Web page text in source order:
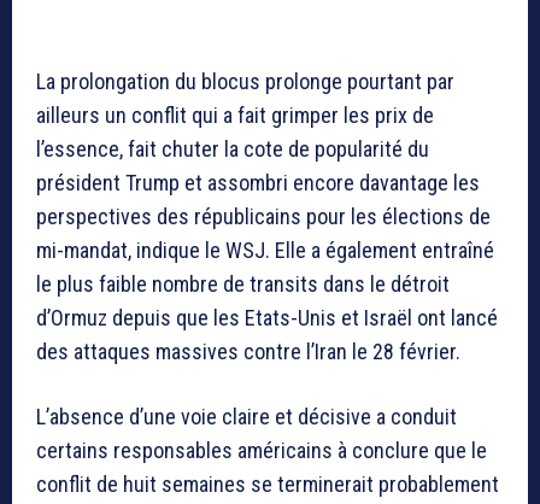
La prolongation du blocus prolonge pourtant par
ailleurs un conflit qui a fait grimper les prix de
l’essence, fait chuter la cote de popularité du
président Trump et assombri encore davantage les
perspectives des républicains pour les élections de
mi-mandat, indique le WSJ. Elle a également entraîné
le plus faible nombre de transits dans le détroit
d’Ormuz depuis que les Etats-Unis et Israël ont lancé
des attaques massives contre l’Iran le 28 février.
L’absence d’une voie claire et décisive a conduit
certains responsables américains à conclure que le
conflit de huit semaines se terminerait probablement